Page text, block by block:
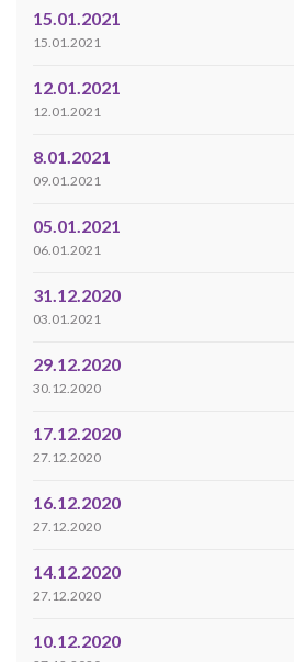
15.01.2021
15.01.2021
12.01.2021
12.01.2021
8.01.2021
09.01.2021
05.01.2021
06.01.2021
31.12.2020
03.01.2021
29.12.2020
30.12.2020
17.12.2020
27.12.2020
16.12.2020
27.12.2020
14.12.2020
27.12.2020
10.12.2020